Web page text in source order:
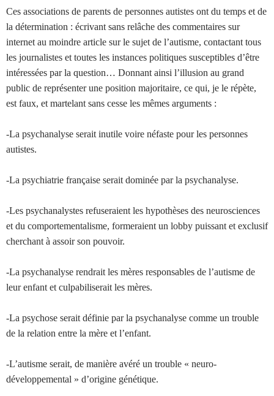
Ces associations de parents de personnes autistes ont du temps et de
la détermination : écrivant sans relâche des commentaires sur
internet au moindre article sur le sujet de l’autisme, contactant tous
les journalistes et toutes les instances politiques susceptibles d’être
intéressées par la question… Donnant ainsi l’illusion au grand
public de représenter une position majoritaire, ce qui, je le répète,
est faux, et martelant sans cesse les mêmes arguments :
-La psychanalyse serait inutile voire néfaste pour les personnes
autistes.
-La psychiatrie française serait dominée par la psychanalyse.
-Les psychanalystes refuseraient les hypothèses des neurosciences
et du comportementalisme, formeraient un lobby puissant et exclusif
cherchant à assoir son pouvoir.
-La psychanalyse rendrait les mères responsables de l’autisme de
leur enfant et culpabiliserait les mères.
-La psychose serait définie par la psychanalyse comme un trouble
de la relation entre la mère et l’enfant.
-L’autisme serait, de manière avéré un trouble « neuro-
développemental » d’origine génétique.